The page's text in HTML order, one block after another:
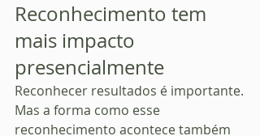
Reconhecimento tem
mais impacto
presencialmente
Reconhecer resultados é importante.
Mas a forma como esse
reconhecimento acontece também